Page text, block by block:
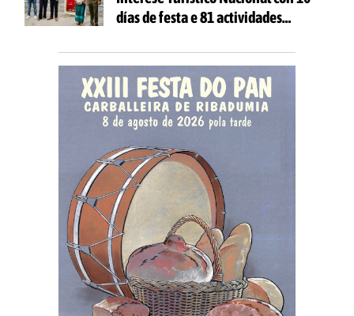
días de festa e 81 actividades